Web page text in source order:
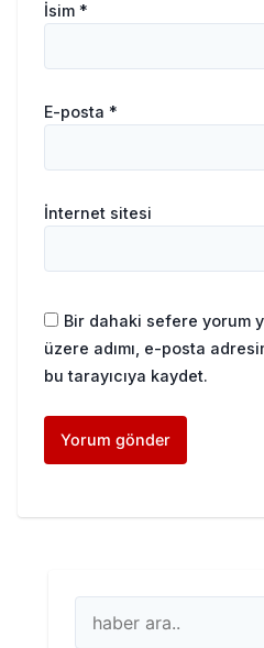
İsim *
E-posta *
İnternet sitesi
Bir dahaki sefere yorum
üzere adımı, e-posta
bu tarayıcıya kaydet.